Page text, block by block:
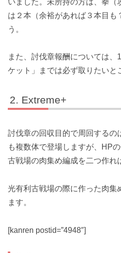
は２本 （余裕があれば３本目
う。
また、討伐章報酬については
ケット」までは必ず取りたいと
Extreme+
討伐章の回収目的で周回するの
も複数体で登場しますが、HP
古戦場の肉集め編成を二つ作れ
光有利古戦場の際に作った肉集
ます。
[kanren postid=”4948″]